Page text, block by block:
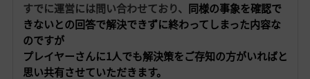
入
り
すでに運営には問い合わせており、 同様の事象を確認で
きないとの回答で解決できずに終わってしまった内容な
のですが
プレイヤーさんに1人でも解決策をご存知の方がいればと
思い共有させていただきます。